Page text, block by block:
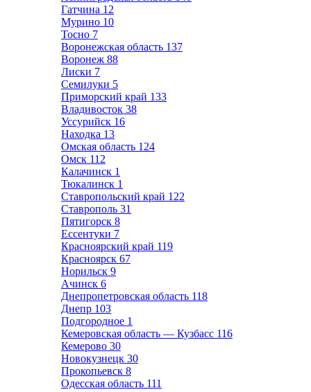
Гатчина 12
Мурино 10
Тосно 7
Воронежская область 137
Воронеж 88
Лиски 7
Семилуки 5
Приморский край 133
Владивосток 38
Уссурийск 16
Находка 13
Омская область 124
Омск 112
Калачинск 1
Тюкалинск 1
Ставропольский край 122
Ставрополь 31
Пятигорск 8
Ессентуки 7
Красноярский край 119
Красноярск 67
Норильск 9
Ачинск 6
Днепропетровская область 118
Днепр 103
Подгородное 1
Кемеровская область — Кузбасс 116
Кемерово 30
Новокузнецк 30
Прокопьевск 8
Одесская область 111